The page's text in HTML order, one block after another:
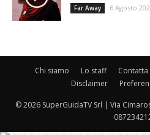
Far Away 6 Agosto
Chi siamo Lo staff
Disclaimer
© 2026 SuperGuidaTV Srl | Via